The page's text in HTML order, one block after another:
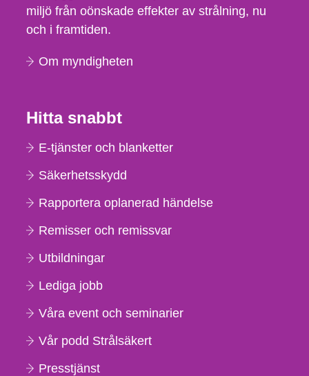
miljö från oönskade effekter av strålning, nu
och i framtiden.
Om myndigheten
Hitta snabbt
E-tjänster och blanketter
Säkerhetsskydd
Rapportera oplanerad händelse
Remisser och remissvar
Utbildningar
Lediga jobb
Våra event och seminarier
Vår podd Strålsäkert
Presstjänst